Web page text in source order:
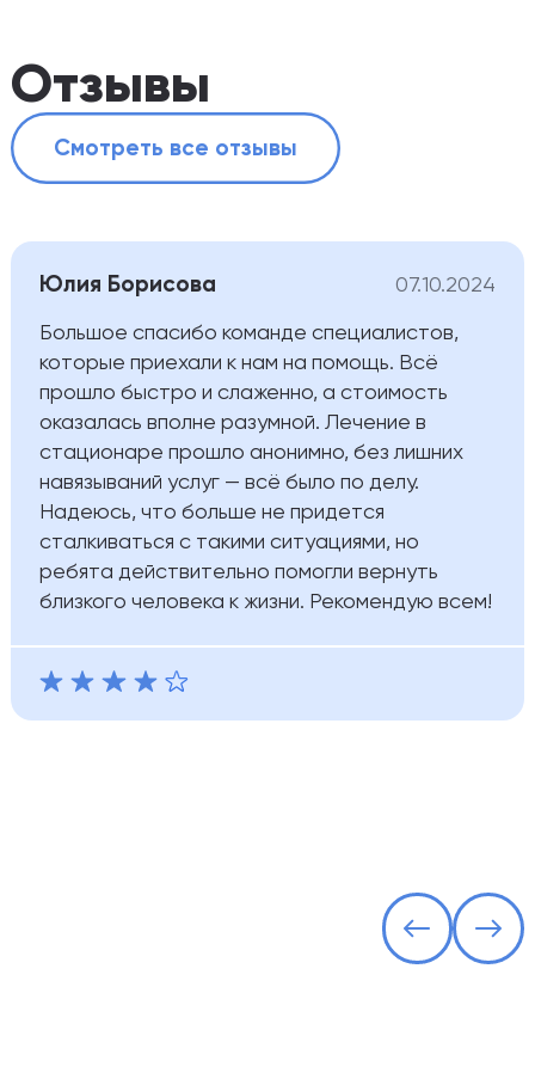
Отзывы
Смотреть все отзывы
Юлия Борисова
07.10.2024
Большое спасибо команде специалистов,
которые приехали к нам на помощь. Всё
прошло быстро и слаженно, а стоимость
оказалась вполне разумной. Лечение в
стационаре прошло анонимно, без лишних
навязываний услуг — всё было по делу.
Надеюсь, что больше не придется
сталкиваться с такими ситуациями, но
ребята действительно помогли вернуть
близкого человека к жизни. Рекомендую всем!